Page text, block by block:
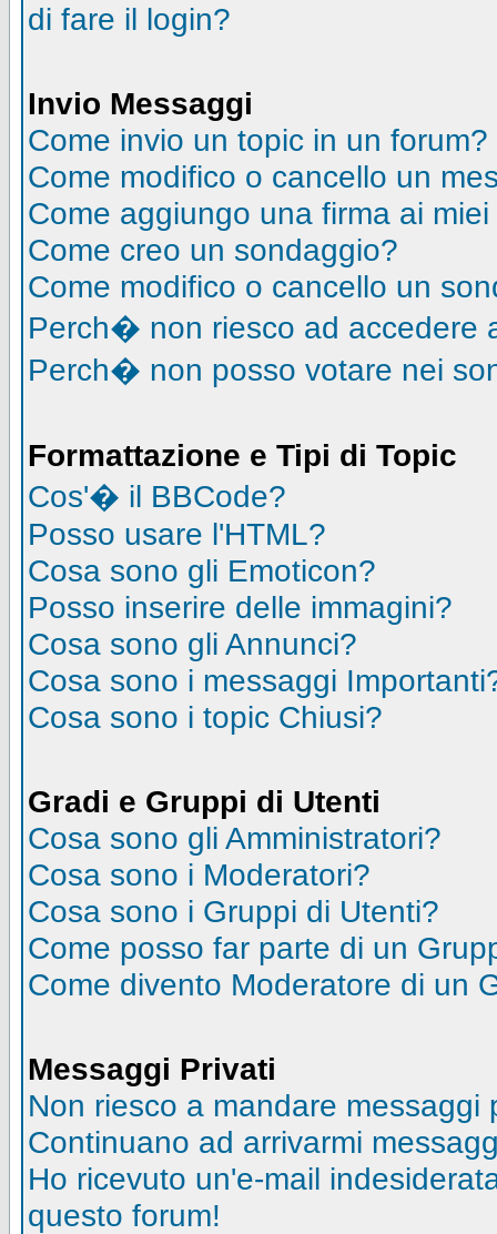
di fare il login?
Invio Messaggi
Come invio un topic in un forum?
Come modifico o cancello un
Come aggiungo una firma ai
Come creo un sondaggio?
Come modifico o cancello un
Perch� non riesco ad accedere
Perch� non posso votare nei
Formattazione e Tipi di Topic
Cos'� il BBCode?
Posso usare l'HTML?
Cosa sono gli Emoticon?
Posso inserire delle immagini?
Cosa sono gli Annunci?
Cosa sono i messaggi
Cosa sono i topic Chiusi?
Gradi e Gruppi di Utenti
Cosa sono gli Amministratori?
Cosa sono i Moderatori?
Cosa sono i Gruppi di Utenti?
Come posso far parte di un
Come divento Moderatore di un
Messaggi Privati
Non riesco a mandare messaggi
Continuano ad arrivarmi
Ho ricevuto un'e-mail
questo forum!